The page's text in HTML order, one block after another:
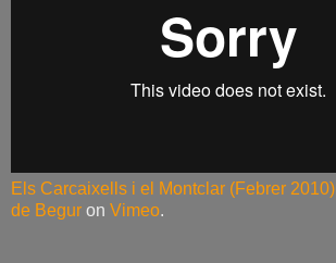
Els Carcaixells i el Montclar (Febrer 2010)
de Begur on Vimeo.